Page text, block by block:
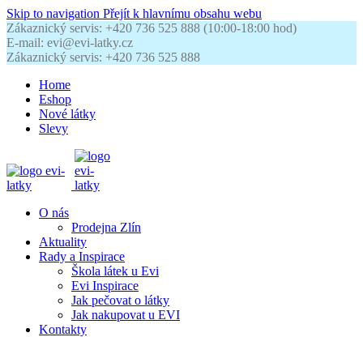
Skip to navigation Přejít k hlavnímu obsahu webu
Zákaznický servis: +420 736 525 888 (10:00-18:00 hod)
E-mail: evi@evi-latky.cz
Zákaznický servis: +420 736 525 888
Home
Eshop
Nové látky
Slevy
O nás
Prodejna Zlín
Aktuality
Rady a Inspirace
Škola látek u Evi
Evi Inspirace
Jak pečovat o látky
Jak nakupovat u EVI
Kontakty